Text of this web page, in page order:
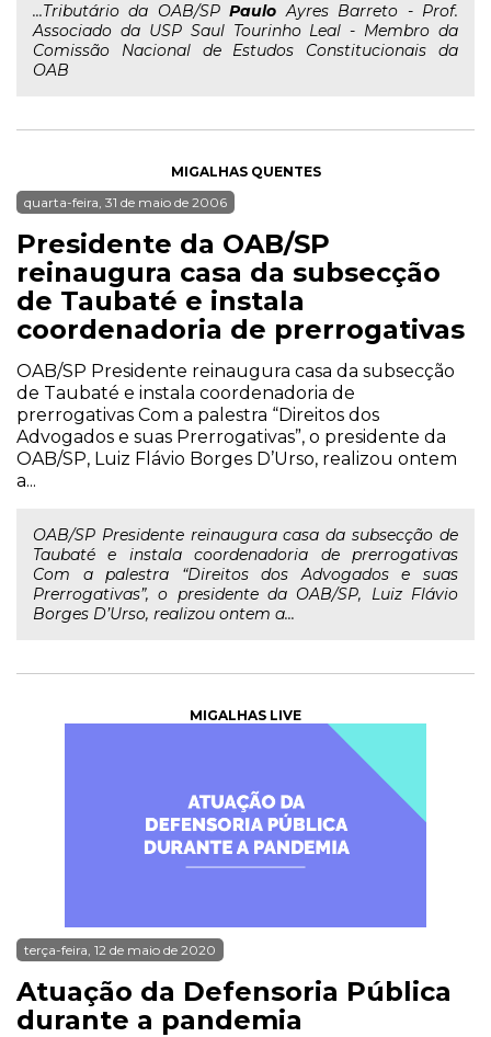
...Tributário da OAB/SPPaulo Ayres Barreto - Prof.
Associado da USP Saul Tourinho Leal - Membro da
Comissão Nacional de Estudos Constitucionais da
OAB
MIGALHAS QUENTES
quarta-feira, 31 de maio de 2006
Presidente da OAB/SP
reinaugura casa da subsecção
de Taubaté e instala
coordenadoria de prerrogativas
OAB/SP Presidente reinaugura casa da subsecção
de Taubaté e instala coordenadoria de
prerrogativas Com a palestra “Direitos dos
Advogados e suas Prerrogativas”, o presidente da
OAB/SP, Luiz Flávio Borges D’Urso, realizou ontem
a...
OAB/SP Presidente reinaugura casa da subsecção de
Taubaté e instala coordenadoria de prerrogativas
Com a palestra “Direitos dos Advogados e suas
Prerrogativas”, o presidente da OAB/SP, Luiz Flávio
Borges D’Urso, realizou ontem a...
MIGALHAS LIVE
terça-feira, 12 de maio de 2020
Atuação da Defensoria Pública
durante a pandemia